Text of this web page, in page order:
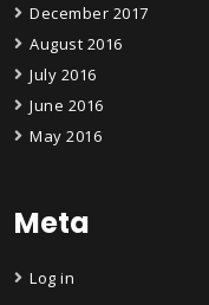
December 2017
August 2016
July 2016
June 2016
May 2016
Meta
Log in